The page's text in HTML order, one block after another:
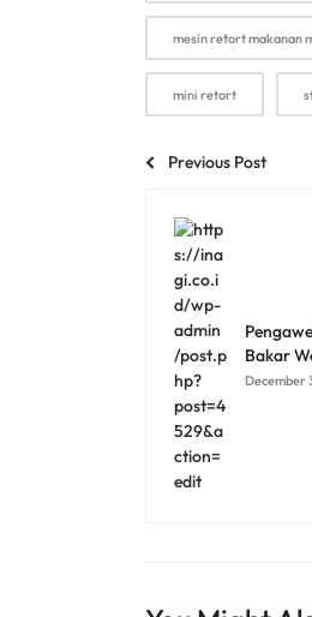
mesin retort makanan
mini retort
Previous Post
Bakar
December